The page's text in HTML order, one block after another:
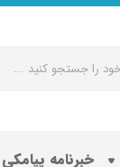
خبرنامه پیامکی